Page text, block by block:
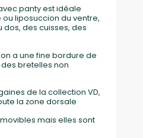
panty est idéale
liposuccion du ventre,
dos, des cuisses, des
a une fine bordure de
bretelles non
de la collection VD,
la zone dorsale
mais elles sont